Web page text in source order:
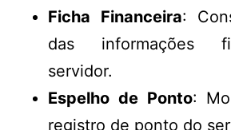
Ficha Financeira:
das informações
servidor.
Espelho de Ponto:
registro de ponto do